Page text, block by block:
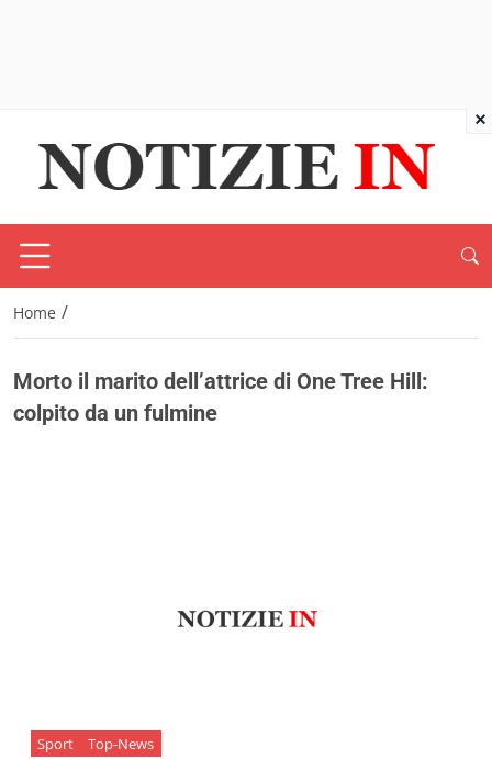
Home /
Morto il marito dell’attrice di One Tree Hill:
colpito da un fulmine
Sport Top-News
×